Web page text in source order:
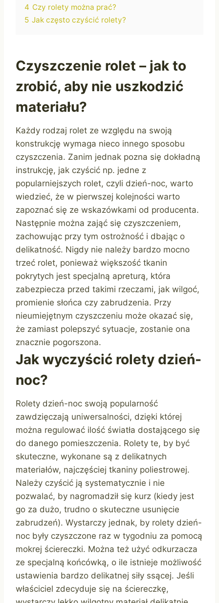
4 Czy rolety można prać?
5 Jak często czyścić rolety?
Czyszczenie rolet – jak to
zrobić, aby nie uszkodzić
materiału?
Każdy rodzaj rolet ze względu na swoją
konstrukcję wymaga nieco innego sposobu
czyszczenia. Zanim jednak pozna się dokładną
instrukcję, jak czyścić np. jedne z
popularniejszych rolet, czyli dzień-noc, warto
wiedzieć, że w pierwszej kolejności warto
zapoznać się ze wskazówkami od producenta.
Następnie można zająć się czyszczeniem,
zachowując przy tym ostrożność i dbając o
delikatność. Nigdy nie należy bardzo mocno
trzeć rolet, ponieważ większość tkanin
pokrytych jest specjalną apreturą, która
zabezpiecza przed takimi rzeczami, jak wilgoć,
promienie słońca czy zabrudzenia. Przy
nieumiejętnym czyszczeniu może okazać się,
że zamiast polepszyć sytuacje, zostanie ona
znacznie pogorszona.
Jak wyczyścić rolety dzień-
noc?
Rolety dzień-noc swoją popularność
zawdzięczają uniwersalności, dzięki której
można regulować ilość światła dostającego się
do danego pomieszczenia. Rolety te, by być
skuteczne, wykonane są z delikatnych
materiałów, najczęściej tkaniny poliestrowej.
Należy czyścić ją systematycznie i nie
pozwalać, by nagromadził się kurz (kiedy jest
go za dużo, trudno o skuteczne usunięcie
zabrudzeń). Wystarczy jednak, by rolety dzień-
noc były czyszczone raz w tygodniu za pomocą
mokrej ściereczki. Można też użyć odkurzacza
ze specjalną końcówką, o ile istnieje możliwość
ustawienia bardzo delikatnej siły ssącej. Jeśli
właściciel zdecyduje się na ściereczkę,